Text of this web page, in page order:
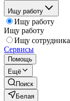
Ищу работу
Ищу работу
Ищу работу
Ищу сотрудника
Сервисы
Помощь
Ещё
Поиск
Белая